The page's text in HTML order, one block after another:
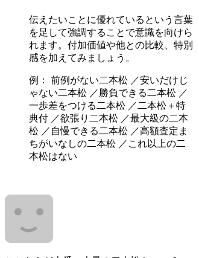
伝えたいことに優れているという言葉
を足して強調することで意識を向けら
れます。付加価値や他との比較、特別
感を加えてみましょう。
例： 前例がない二本松 ／安いだけじ
ゃない二本松 ／勝負できる二本松 ／
一歩差をつける二本松 ／二本松＋特
典付 ／欲張り二本松 ／最大級の二本
松 ／自慢できる二本松 ／高額査定ま
ちがいなしの二本松 ／これ以上の二
本松はない